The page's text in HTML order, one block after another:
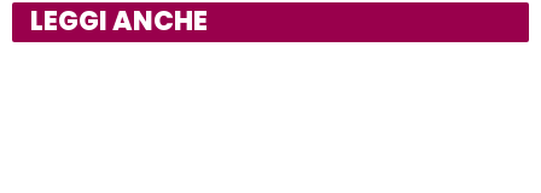
LEGGI ANCHE